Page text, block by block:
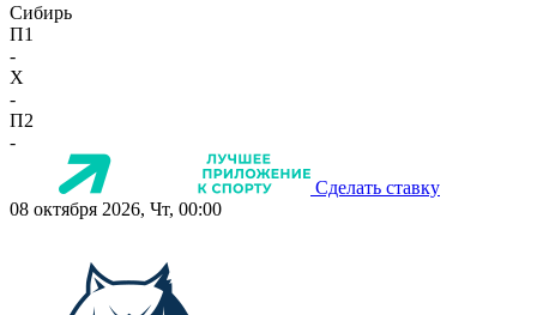
Сибирь
П1
-
X
-
П2
-
Сделать ставку
08 октября 2026, Чт, 00:00